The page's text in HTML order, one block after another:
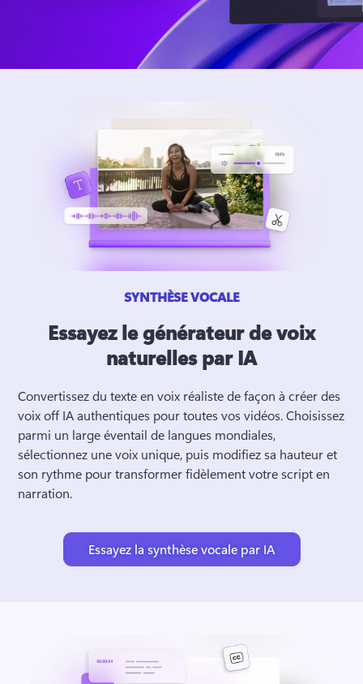
SYNTHÈSE VOCALE
Essayez le générateur de voix
naturelles par IA
Convertissez du texte en voix réaliste de façon à créer des
voix off IA authentiques pour toutes vos vidéos. Choisissez
parmi un large éventail de langues mondiales,
sélectionnez une voix unique, puis modifiez sa hauteur et
son rythme pour transformer fidèlement votre script en
narration.
Essayez la synthèse vocale par IA